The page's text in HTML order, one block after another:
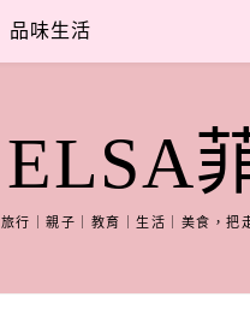
品味生活
ELSA
旅行｜親子｜教育｜生活｜美食，把